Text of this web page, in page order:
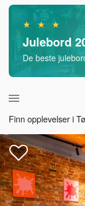
★ ★ ★
Julebord
De beste
Finn opplevelser i